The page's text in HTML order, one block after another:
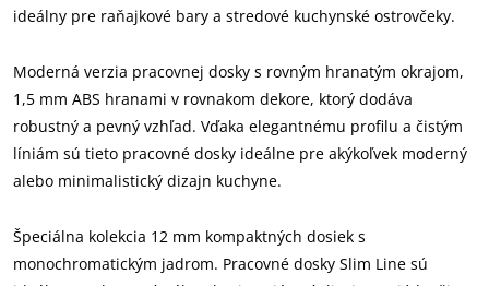
ideálny pre raňajkové bary a stredové kuchynské ostrovčeky.
Moderná verzia pracovnej dosky s rovným hranatým okrajom,
1,5 mm ABS hranami v rovnakom dekore, ktorý dodáva
robustný a pevný vzhľad. Vďaka elegantnému profilu a čistým
líniám sú tieto pracovné dosky ideálne pre akýkoľvek moderný
alebo minimalistický dizajn kuchyne.
Špeciálna kolekcia 12 mm kompaktných dosiek s
monochromatickým jadrom. Pracovné dosky Slim Line sú